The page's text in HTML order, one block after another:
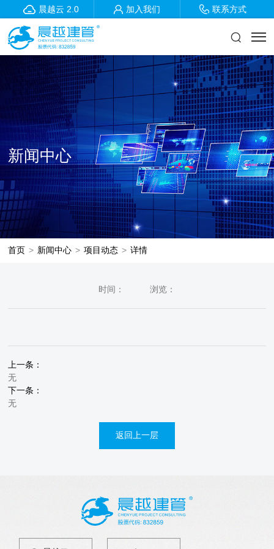
晨越云 2.0 加入我们 联系方式
新闻中心
首页 > 新闻中心 > 项目动态 > 详情
时间： 浏览：
上一条：
无
下一条：
无
返回上一层